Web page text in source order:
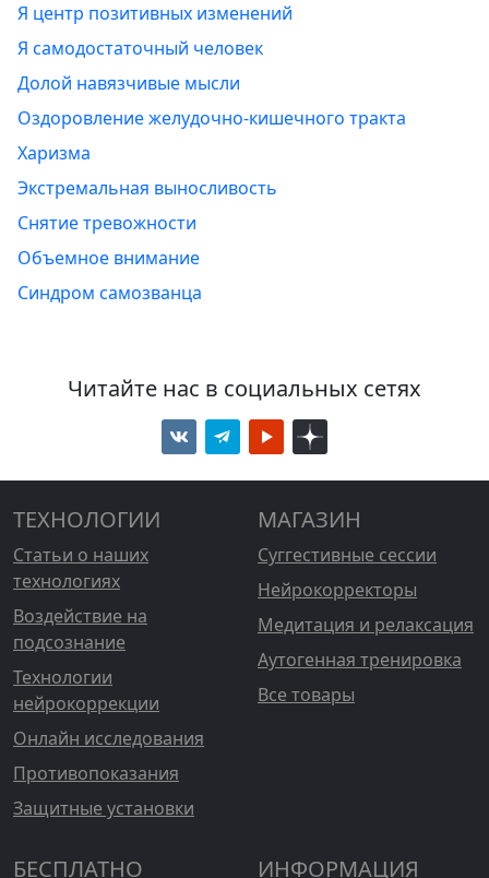
Я центр позитивных изменений
Я самодостаточный человек
Долой навязчивые мысли
Оздоровление желудочно-кишечного тракта
Харизма
Экстремальная выносливость
Снятие тревожности
Объемное внимание
Синдром самозванца
Читайте нас в социальных сетях
ТЕХНОЛОГИИ
Статьи о наших
технологиях
Воздействие на
подсознание
Технологии
нейрокоррекции
Онлайн исследования
Противопоказания
Защитные установки
МАГАЗИН
Суггестивные сессии
Нейрокорректоры
Медитация и релаксация
Аутогенная тренировка
Все товары
БЕСПЛАТНО ИНФОРМАЦИЯ